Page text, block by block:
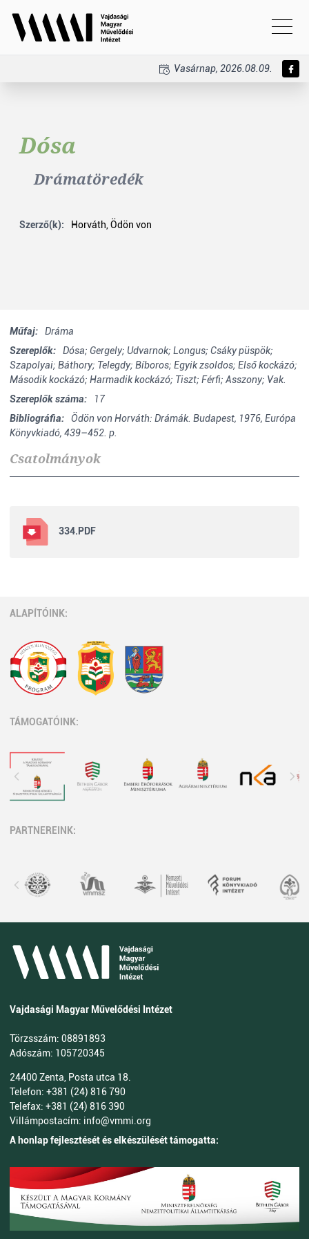
Vasárnap, 2026.08.09.
Dósa
Drámatöredék
Szerző(k): Horváth, Ödön von
Műfaj:
Dráma
Szereplők:
Dósa; Gergely; Udvarnok; Longus; Csáky püspök;
Szapolyai; Báthory; Telegdy; Bíboros; Egyik zsoldos; Első kockázó;
Második kockázó; Harmadik kockázó; Tiszt; Férfi; Asszony; Vak.
Szereplők száma:
17
Bibliográfia:
Ödön von Horváth: Drámák. Budapest, 1976, Európa
Könyvkiadó, 439–452. p.
Csatolmányok
334.PDF
ALAPÍTÓINK:
TÁMOGATÓINK:
PARTNEREINK:
Vajdasági Magyar Művelődési Intézet
Törzsszám: 08891893
Adószám: 105720345
24400 Zenta, Posta utca 18.
Telefon: +381 (24) 816 790
Telefax: +381 (24) 816 390
Villámpostacím: info@vmmi.org
A honlap fejlesztését és elkészülését támogatta: